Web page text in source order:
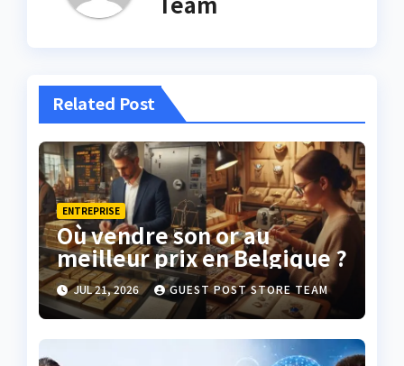
Related Post
ENTREPRISE
Où vendre son or au
meilleur prix en Belgique ?
JUL 21, 2026 GUEST POST STORE TEAM